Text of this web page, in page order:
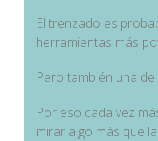
El trenzado es
herramientas más
Pero también una
Por eso cada vez
mirar algo más que